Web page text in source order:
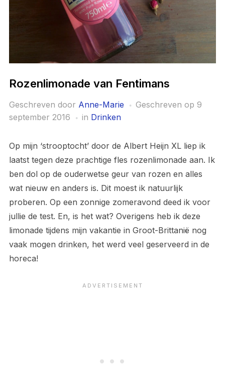
Rozenlimonade van Fentimans
Geschreven door Anne-Marie Geschreven op 9
september 2016
in Drinken
Op mijn ‘strooptocht’ door de Albert Heijn XL liep ik
laatst tegen deze prachtige fles rozenlimonade aan. Ik
ben dol op de ouderwetse geur van rozen en alles
wat nieuw en anders is. Dit moest ik natuurlijk
proberen. Op een zonnige zomeravond deed ik voor
jullie de test. En, is het wat? Overigens heb ik deze
limonade tijdens mijn vakantie in Groot-Brittanië nog
vaak mogen drinken, het werd veel geserveerd in de
horeca!